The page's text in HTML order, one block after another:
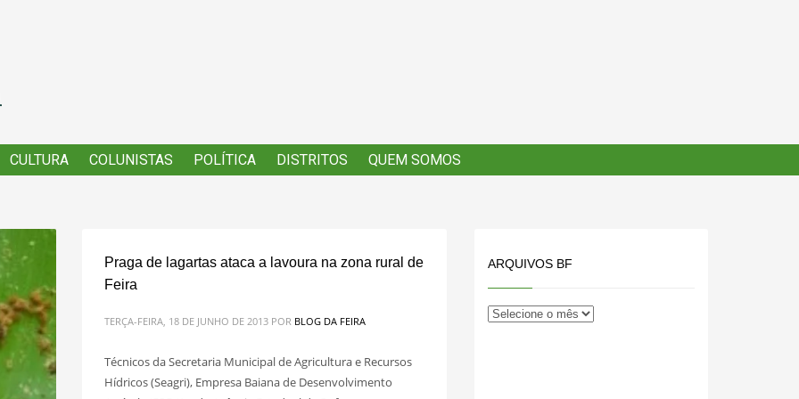
CULTURA COLUNISTAS POLÍTICA DISTRITOS QUEM SOMOS
CULTURA COLUNISTAS POLÍTICA DISTRITOS QUEM SOMOS
Praga de lagartas ataca a lavoura na zona rural de
Feira
TERÇA-FEIRA, 18 DE JUNHO DE 2013 POR BLOG DA FEIRA
Técnicos da Secretaria Municipal de Agricultura e Recursos
Hídricos (Seagri), Empresa Baiana de Desenvolvimento
ARQUIVOS BF